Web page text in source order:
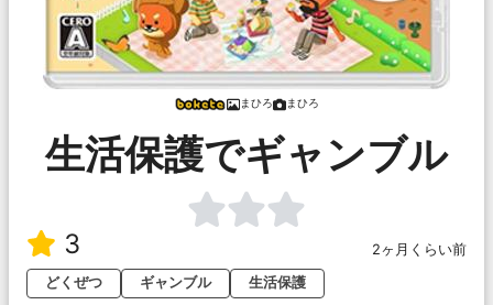
まひろ まひろ
生活保護でギャンブル
3
2ヶ月くらい前
どくぜつ
ギャンブル 生活保護